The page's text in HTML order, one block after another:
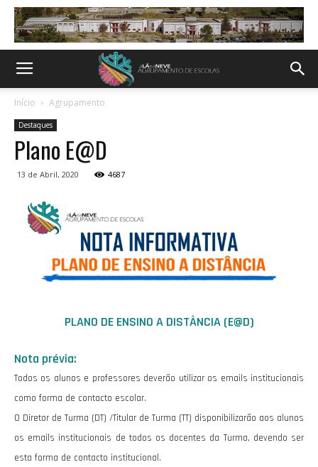
Início Agrupamento
Destaques
Plano E@D
13 de Abril, 2020 4687
PLANO DE ENSINO A DISTÂNCIA (E@D)
Nota prévia:
Todos os alunos e professores deverão utilizar os emails institucionais
como forma de contacto escolar.
O Diretor de Turma (DT) /Titular de Turma (TT) disponibilizarão aos alunos
os emails institucionais de todos os docentes da Turma, devendo ser
esta forma de contacto institucional.